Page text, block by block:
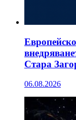
Стара
06.08.2026